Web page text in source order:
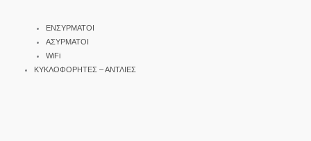
ΕΝΣΥΡΜΑΤΟΙ
ΑΣΥΡΜΑΤΟΙ
WiFi
ΚΥΚΛΟΦΟΡΗΤΕΣ – ΑΝΤΛΙΕΣ